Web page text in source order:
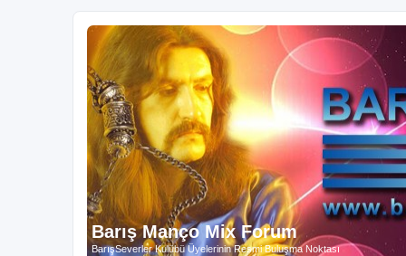
Barış Manço Mix Forum
BarışSeverler Kulübü Üyelerinin Resmi Buluşma Noktası